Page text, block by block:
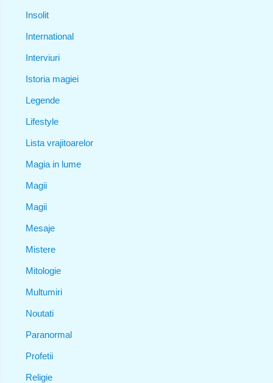
Insolit
International
Interviuri
Istoria magiei
Legende
Lifestyle
Lista vrajitoarelor
Magia in lume
Magii
Magii
Mesaje
Mistere
Mitologie
Multumiri
Noutati
Paranormal
Profetii
Religie